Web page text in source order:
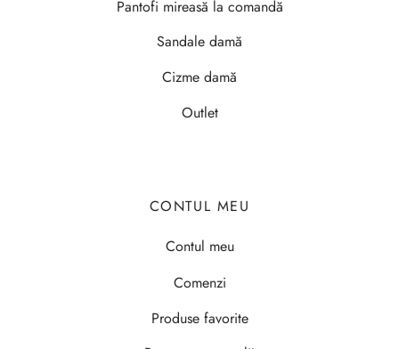
Pantofi mireasă la comandă
Sandale damă
Cizme damă
Outlet
CONTUL MEU
Contul meu
Comenzi
Produse favorite